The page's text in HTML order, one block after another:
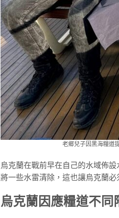
老鄉兒子因黑海糧道
烏克蘭在戰前早在自己的水域佈
將一些水雷清除，這也讓烏克蘭
烏克蘭因應糧道不同